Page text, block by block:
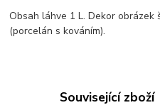
Obsah láhve 1 L. Dekor obrázek
(porcelán s kováním).
Související zboží